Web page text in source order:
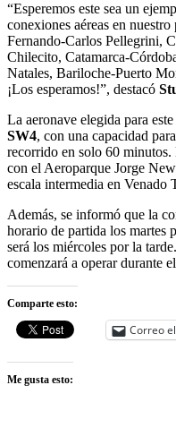
“Esperemos este sea un
conexiones aéreas en
Fernando-Carlos Pellegrini,
Chilecito, Catamarca-
Natales, Bariloche-Puerto
¡Los esperamos!”, destacó
La aeronave elegida para
SW4, con una capacidad para
recorrido en solo 60
con el Aeroparque Jorge
escala intermedia en Venado
Además, se informó que la
horario de partida los martes
será los miércoles por la
comenzará a operar durante
Comparte esto:
Correo
Me gusta esto: